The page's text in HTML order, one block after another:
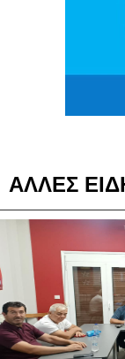
ΑΛΛΕΣ